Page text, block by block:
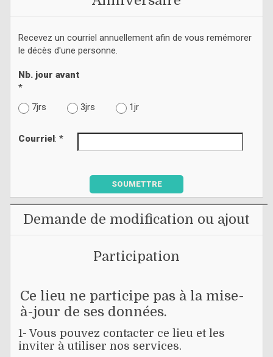
Recevez un courriel annuellement afin de vous remémorer
le décès d'une personne.
Nb. jour avant
*
7jrs
3jrs 1jr
Courriel: *
SOUMETTRE
Demande de modification ou ajout
Participation
Ce lieu ne participe pas à la mise-
à-jour de ses données.
1- Vous pouvez contacter ce lieu et les
inviter à utiliser nos services.